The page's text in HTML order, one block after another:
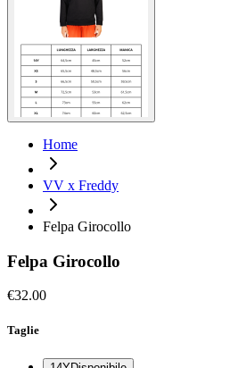
Home
VV x Freddy
Felpa Girocollo
Felpa Girocollo
€32.00
Taglie